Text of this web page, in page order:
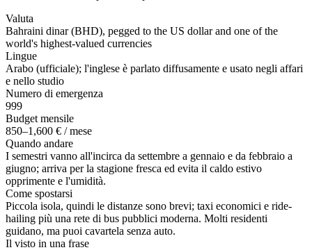
Valuta
Bahraini dinar (BHD), pegged to the US dollar and one of the
world's highest-valued currencies
Lingue
Arabo (ufficiale); l'inglese è parlato diffusamente e usato negli affari
e nello studio
Numero di emergenza
999
Budget mensile
850–1,600 € / mese
Quando andare
I semestri vanno all'incirca da settembre a gennaio e da febbraio a
giugno; arriva per la stagione fresca ed evita il caldo estivo
opprimente e l'umidità.
Come spostarsi
Piccola isola, quindi le distanze sono brevi; taxi economici e ride-
hailing più una rete di bus pubblici moderna. Molti residenti
guidano, ma puoi cavartela senza auto.
Il visto in una frase